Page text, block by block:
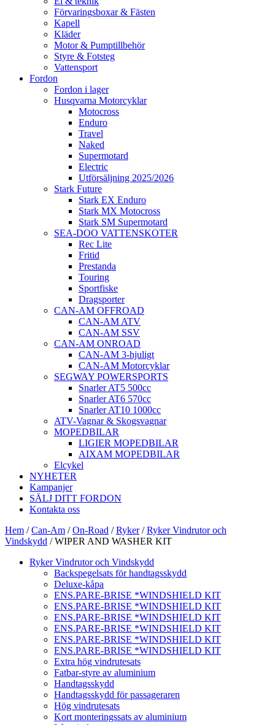
Förvaringsboxar & Fästen
Kapell
Kläder
Motor & Pumptillbehör
Styre & Fotsteg
Vattensport
Fordon
Fordon i lager
Husqvarna Motorcyklar
Motocross
Enduro
Travel
Naked
Supermotard
Electric
Utförsäljning 2025/2026
Stark Future
Stark EX Enduro
Stark MX Motocross
Stark SM Supermotard
SEA-DOO VATTENSKOTER
Rec Lite
Fritid
Prestanda
Touring
Sportfiske
Dragsporter
CAN-AM OFFROAD
CAN-AM ATV
CAN-AM SSV
CAN-AM ONROAD
CAN-AM 3-hjuligt
CAN-AM Motorcyklar
SEGWAY POWERSPORTS
Snarler AT5 500cc
Snarler AT6 570cc
Snarler AT10 1000cc
ATV-Vagnar & Skogsvagnar
MOPEDBILAR
LIGIER MOPEDBILAR
AIXAM MOPEDBILAR
Elcykel
NYHETER
Kampanjer
SÄLJ DITT FORDON
Kontakta oss
Hem /Can-Am /On-Road /Ryker/Ryker Vindrutor och
Vindskydd / WIPER AND WASHER KIT
Ryker Vindrutor och Vindskydd
Backspegelsats för handtagsskydd
Deluxe-kåpa
ENS.PARE-BRISE *WINDSHIELD KIT
ENS.PARE-BRISE *WINDSHIELD KIT
ENS.PARE-BRISE *WINDSHIELD KIT
ENS.PARE-BRISE *WINDSHIELD KIT
ENS.PARE-BRISE *WINDSHIELD KIT
ENS.PARE-BRISE *WINDSHIELD KIT
Extra hög vindrutesats
Fatbar-styre av aluminium
Handtagsskydd
Handtagsskydd för passageraren
Hög vindrutesats
Kort monteringssats av aluminium